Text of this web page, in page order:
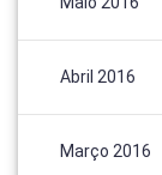
Abril 2016
Março 2016